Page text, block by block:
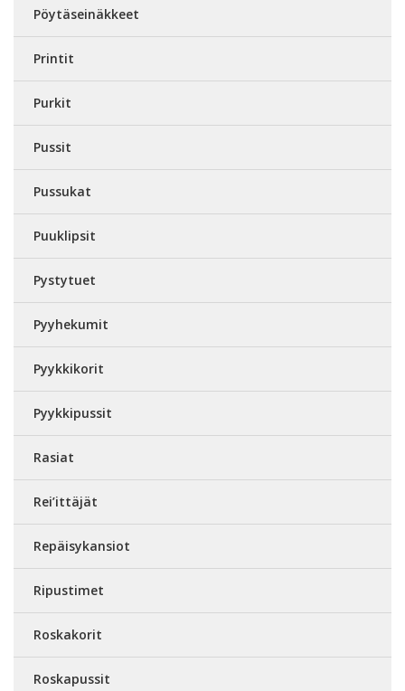
Pöytäseinäkkeet
Printit
Purkit
Pussit
Pussukat
Puuklipsit
Pystytuet
Pyyhekumit
Pyykkikorit
Pyykkipussit
Rasiat
Rei’ittäjät
Repäisykansiot
Ripustimet
Roskakorit
Roskapussit